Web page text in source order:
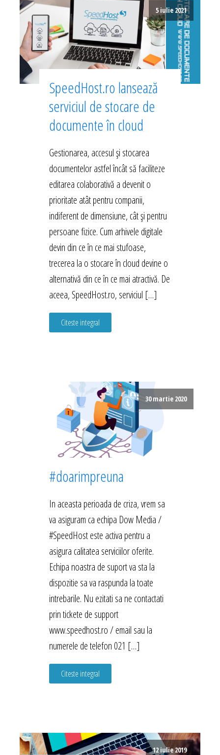
5 iulie 2021
SpeedHost.ro lansează
serviciul de stocare de
documente în cloud
Gestionarea, accesul și stocarea
documentelor astfel încât să faciliteze
editarea colaborativă a devenit o
prioritate atât pentru companii,
indiferent de dimensiune, cât și pentru
persoane fizice. Cum arhivele digitale
devin din ce în ce mai stufoase,
trecerea la o stocare în cloud devine o
alternativă din ce în ce mai atractivă. De
aceea, SpeedHost.ro, serviciul […]
Citeste integral
30 martie 2020
#doarimpreuna
In aceasta perioada de criza, vrem sa
va asiguram ca echipa Dow Media /
#SpeedHost este activa pentru a
asigura calitatea serviciilor oferite.
Echipa noastra de suport va sta la
dispozitie sa va raspunda la toate
intrebarile. Nu ezitati sa ne contactati
prin tickete de support
www.speedhost.ro / email sau la
numerele de telefon 021 […]
Citeste integral
12 iulie 2019